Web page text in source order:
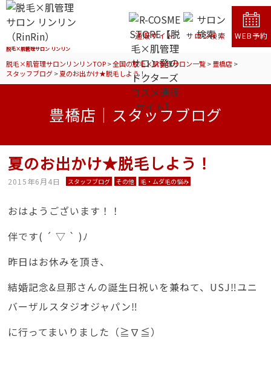
脱毛×肌管理サロン リンリン
通販サイト サロン検索 WEB予約
脱毛×肌管理サロンリンリンTOP>全国の脱毛×肌管理サロン一覧>豊橋店>
スタッフブログ>夏のお出かけ★脱毛しよう！
豊橋店｜スタッフブログ
夏のお出かけ★脱毛しよう！
2015年6月4日 スタッフブログ その他 毛・ムダ毛の悩み
おはようございます！！
伴です( ´ ▽ ` )ﾉ
昨日はお休みを頂き、
結婚記念&旦那さんの誕生日祝いを兼ねて、USJ‼️ユニ
バーザルスタジオジャパン‼️
に行ってまいりました（≧∇≦）